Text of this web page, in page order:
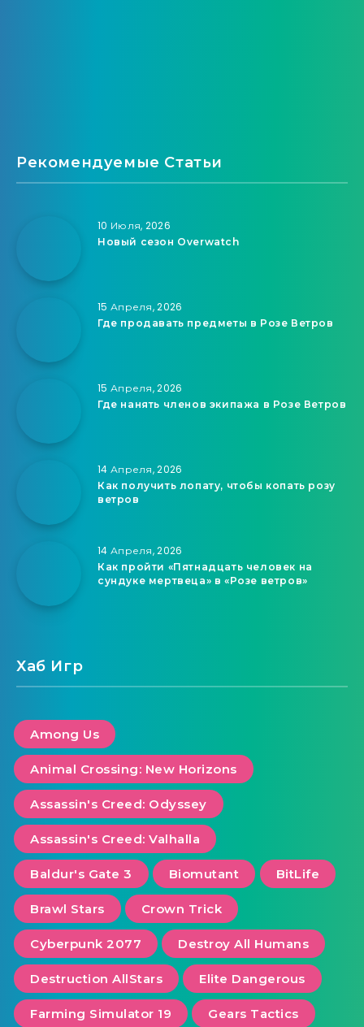
Рекомендуемые Статьи
10 Июля, 2026
Новый сезон Overwatch
15 Апреля, 2026
Где продавать предметы в Розе Ветров
15 Апреля, 2026
Где нанять членов экипажа в Розе Ветров
14 Апреля, 2026
Как получить лопату, чтобы копать розу
ветров
14 Апреля, 2026
Как пройти «Пятнадцать человек на
сундуке мертвеца» в «Розе ветров»
Хаб Игр
Among Us
Animal Crossing: New Horizons
Assassin's Creed: Odyssey
Assassin's Creed: Valhalla
Baldur's Gate 3 Biomutant BitLife
Brawl Stars Crown Trick
Cyberpunk 2077 Destroy All Humans
Destruction AllStars Elite Dangerous
Farming Simulator 19 Gears Tactics